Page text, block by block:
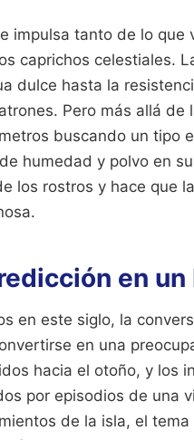
impulsa tanto de lo que
caprichos celestiales.
dulce hasta la
Pero más allá
buscando un tipo
humedad y polvo en
los rostros y hace que
en
en este siglo, la
en una
hacia el otoño, y los
por episodios de una
de la isla, el